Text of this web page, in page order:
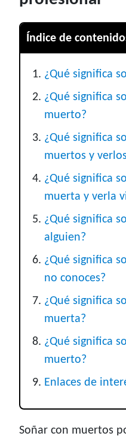
Índice de
¿Qué significa
¿Qué significa
muerto?
¿Qué significa
muertos y
¿Qué significa
muerta y verla
¿Qué significa
alguien?
¿Qué significa
no conoces?
¿Qué significa
muerta?
¿Qué significa
muerto?
Enlaces de
Soñar con muertos